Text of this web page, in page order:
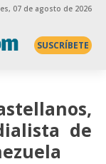
, 07 de agosto de 2026
SUSCRÍBETE
de